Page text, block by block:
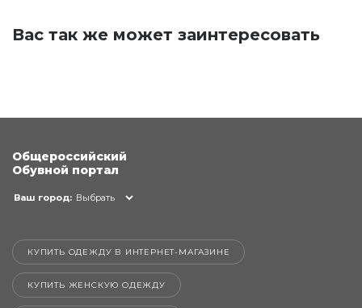
Вас так же может заинтересовать
Общероссийский
Обувной портал
Ваш город: Выбрать
КУПИТЬ ОДЕЖДУ В ИНТЕРНЕТ-МАГАЗИНЕ
КУПИТЬ ЖЕНСКУЮ ОДЕЖДУ